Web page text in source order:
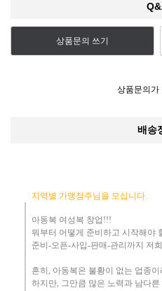
상품문의 쓰기
상품문의가
배송
지역별 가맹점주님을 모십니다.
아동복 여성복 창업!!!
뭐부터 어떻게 준비하고 시작해야
준비-오픈-사입-판매-관리까지 저
흔히 , 아동복은 불황이 없는 업종이
하지만, 그만큼 많은 노력과 남다